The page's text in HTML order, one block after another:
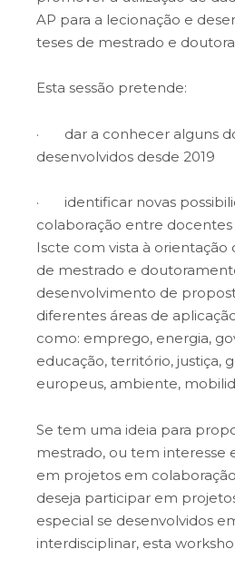
AP para a lecionação e
teses de mestrado e
Esta sessão pretende:
· dar a conhecer alguns
desenvolvidos desde 2019
· identificar novas
colaboração entre
Iscte com vista à orientação
de mestrado e
desenvolvimento de
diferentes áreas de
como: emprego, energia,
educação, território, justiça,
europeus, ambiente,
Se tem uma ideia para
mestrado, ou tem interesse
em projetos em
deseja participar em
especial se desenvolvidos
interdisciplinar, esta